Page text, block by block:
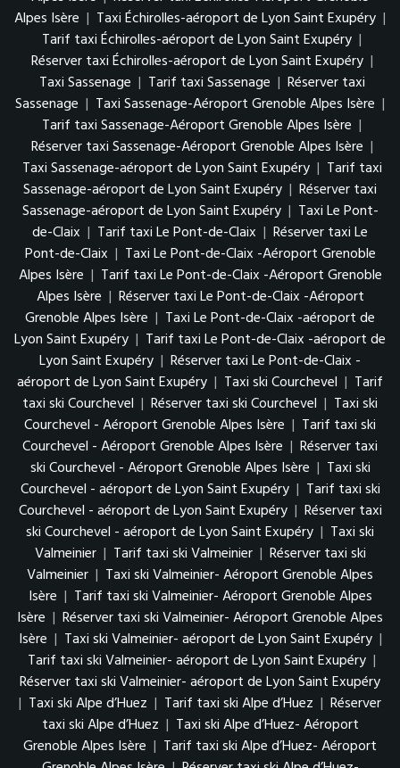
Alpes Isère | Taxi Échirolles-aéroport de Lyon Saint Exupéry |
Tarif taxi Échirolles-aéroport de Lyon Saint Exupéry |
Réserver taxi Échirolles-aéroport de Lyon Saint Exupéry |
Taxi Sassenage | Tarif taxi Sassenage | Réserver taxi
Sassenage | Taxi Sassenage-Aéroport Grenoble Alpes Isère |
Tarif taxi Sassenage-Aéroport Grenoble Alpes Isère |
Réserver taxi Sassenage-Aéroport Grenoble Alpes Isère |
Taxi Sassenage-aéroport de Lyon Saint Exupéry | Tarif taxi
Sassenage-aéroport de Lyon Saint Exupéry | Réserver taxi
Sassenage-aéroport de Lyon Saint Exupéry | Taxi Le Pont-
de-Claix | Tarif taxi Le Pont-de-Claix | Réserver taxi Le
Pont-de-Claix | Taxi Le Pont-de-Claix -Aéroport Grenoble
Alpes Isère | Tarif taxi Le Pont-de-Claix -Aéroport Grenoble
Alpes Isère | Réserver taxi Le Pont-de-Claix -Aéroport
Grenoble Alpes Isère | Taxi Le Pont-de-Claix -aéroport de
Lyon Saint Exupéry | Tarif taxi Le Pont-de-Claix -aéroport de
Lyon Saint Exupéry | Réserver taxi Le Pont-de-Claix -
aéroport de Lyon Saint Exupéry | Taxi ski Courchevel | Tarif
taxi ski Courchevel | Réserver taxi ski Courchevel | Taxi ski
Courchevel - Aéroport Grenoble Alpes Isère | Tarif taxi ski
Courchevel - Aéroport Grenoble Alpes Isère | Réserver taxi
ski Courchevel - Aéroport Grenoble Alpes Isère | Taxi ski
Courchevel - aéroport de Lyon Saint Exupéry | Tarif taxi ski
Courchevel - aéroport de Lyon Saint Exupéry | Réserver taxi
ski Courchevel - aéroport de Lyon Saint Exupéry | Taxi ski
Valmeinier | Tarif taxi ski Valmeinier | Réserver taxi ski
Valmeinier | Taxi ski Valmeinier- Aéroport Grenoble Alpes
Isère | Tarif taxi ski Valmeinier- Aéroport Grenoble Alpes
Isère | Réserver taxi ski Valmeinier- Aéroport Grenoble Alpes
Isère | Taxi ski Valmeinier- aéroport de Lyon Saint Exupéry |
Tarif taxi ski Valmeinier- aéroport de Lyon Saint Exupéry |
Réserver taxi ski Valmeinier- aéroport de Lyon Saint Exupéry
| Taxi ski Alpe d’Huez | Tarif taxi ski Alpe d’Huez | Réserver
taxi ski Alpe d’Huez | Taxi ski Alpe d’Huez- Aéroport
Grenoble Alpes Isère | Tarif taxi ski Alpe d’Huez- Aéroport